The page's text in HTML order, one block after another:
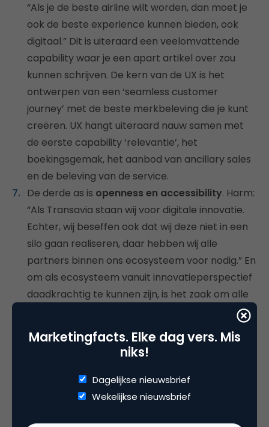
“Als je de beste airline wilt worden, dan moet je
ook de beste experience kunnen bieden, ook
digitaal.” Dit is uiteraard een veelomvattende
capability waar je een apart artikel over zou
kunnen schrijven. De kern van de UX is het
ontwerpen van een ‘seamless customer
journey’ met de beste merkbeleving die je kunt
creëren. UX hangt uiteraard nauw samen met
de eerste capability ‘relevantie’, het
boekingsgemak, het aanbod van ancillary sales
en de beleving van de service.
De derde as is openness en accessibility. Harm:
“Als Transavia staan wij voor digitale innovatie.
Echter, wij beseffen ook dat wij deze niet in een
silo gaan realiseren, daar hebben wij alle
partners binnen ons ecosysteem voor nodig.” En
om als ecosysteem vanuit innovatieperspectief
daadkrachtig te kunnen zijn, is het zaak om alle
stellen. In 2016 krijgt deze capability van
Transavia’s e-commerceteam de volle
stappen richting de verdere integratie met hun
partners kan zetten. Denk hierbij aan
Marketingfacts. Elke dag vers. Mis
niks!
Dagelijkse nieuwsbrief
Wekelijkse nieuwsbrief